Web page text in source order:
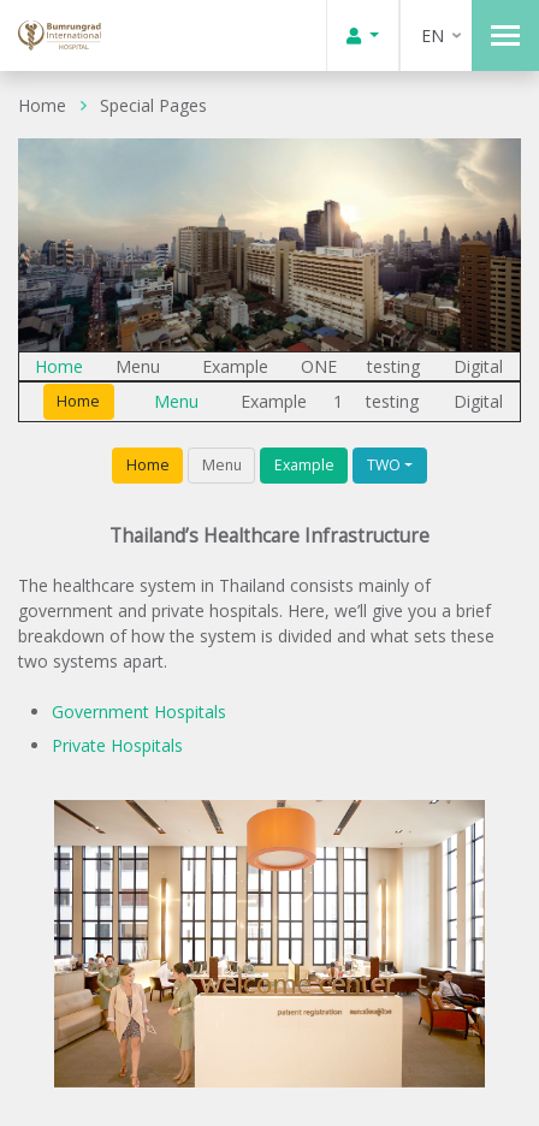
EN
Home Special Pages
Home Menu Example ONE testing Digital
Home Menu Example 1 testing Digital
Home Menu Example TWO
Thailand’s Healthcare Infrastructure
The healthcare system in Thailand consists mainly of
government and private hospitals. Here, we’ll give you a brief
breakdown of how the system is divided and what sets these
two systems apart.
Government Hospitals
Private Hospitals